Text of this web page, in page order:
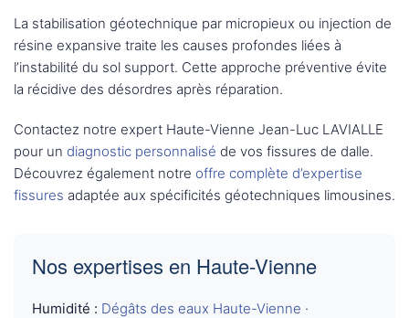
La stabilisation géotechnique par micropieux ou injection de
résine expansive traite les causes profondes liées à
l’instabilité du sol support. Cette approche préventive évite
la récidive des désordres après réparation.
Contactez notre expert Haute-Vienne Jean-Luc LAVIALLE
pour un diagnostic personnalisé de vos fissures de dalle.
Découvrez également notre offre complète d’expertise
fissures adaptée aux spécificités géotechniques limousines.
Nos expertises en Haute-Vienne
Humidité : Dégâts des eaux Haute-Vienne ·